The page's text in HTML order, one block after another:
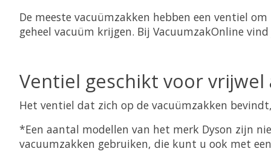
De meeste vacuümzakken hebben een ventiel
geheel vacuüm krijgen. Bij VacuumzakOnline
Ventiel geschikt voor vrijwel
Het ventiel dat zich op de vacuümzakken
*Een aantal modellen van het merk Dyson zijn
vacuumzakken gebruiken, die kunt u ook met